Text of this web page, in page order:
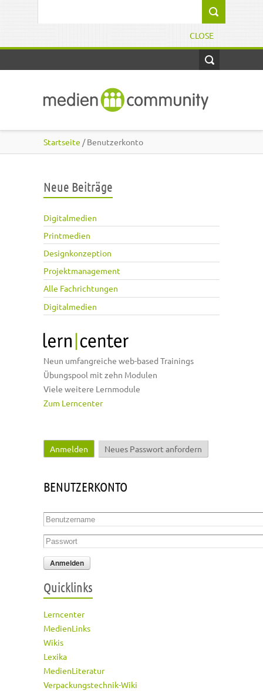
CLOSE
Startseite / Benutzerkonto
Neue Beiträge
Digitalmedien
Printmedien
Designkonzeption
Projektmanagement
Alle Fachrichtungen
Digitalmedien
Neun umfangreiche web-based Trainings
Übungspool mit zehn Modulen
Viele weitere Lernmodule
Zum Lerncenter
Haupt-Reiter
Anmelden (aktiver Reiter)
Neues Passwort anfordern
BENUTZERKONTO
Benutzername
Passwort
Quicklinks
Lerncenter
MedienLinks
Wikis
Lexika
MedienLiteratur
Verpackungstechnik-Wiki